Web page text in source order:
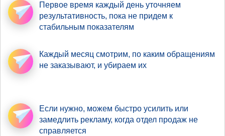
Первое время каждый день уточняем
результативность, пока не придем к
стабильным показателям
Каждый месяц смотрим, по каким обращениям
не заказывают, и убираем их
Если нужно, можем быстро усилить или
замедлить рекламу, когда отдел продаж не
справляется